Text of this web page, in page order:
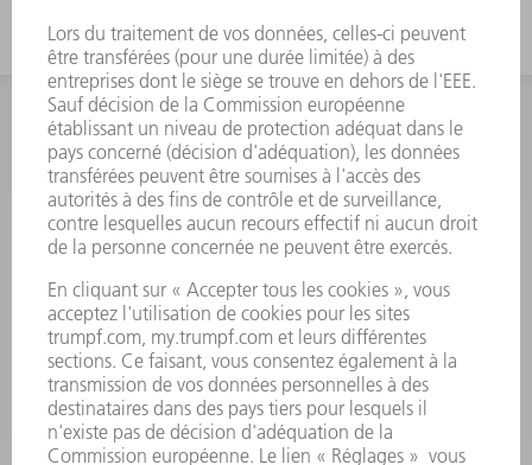
INFORMATION
Foire aux questions
Termes et conditions
CONTACT
Outillages
01 48 17 37 73
Lun - Jeu 08:00h - 16:30h
Ven 08:00h - 12:30h
outillages@fr.TRUMPF.com
CONTACT
Pièces Détachées
01 48 17 37 57